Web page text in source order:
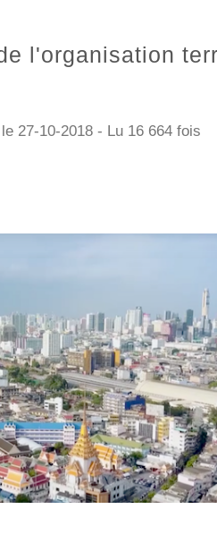
l'organisation
27-10-2018 - Lu 16 664 fois